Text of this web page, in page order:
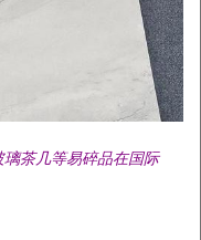
茶几等易碎品在国际